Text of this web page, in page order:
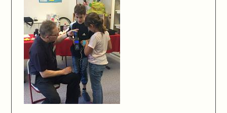
Achtung Auto
Spendenübergabe der Klasse 5
Sporttag 2024 Mittelstufe
Fußballtunier der Mittelstufe
Unendlichkeit zum Anfassen – Besuch der
Ausstellung im Schulmuseum